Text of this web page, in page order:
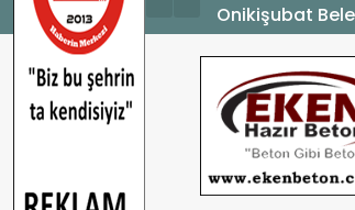
Onikişubat